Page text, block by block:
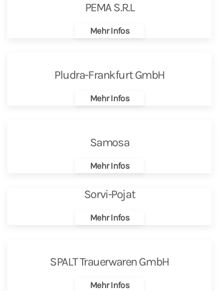
PEMA S.R.L
Mehr Infos
Pludra-Frankfurt GmbH
Mehr Infos
Samosa
Mehr Infos
Sorvi-Pojat
Mehr Infos
SPALT Trauerwaren GmbH
Mehr Infos